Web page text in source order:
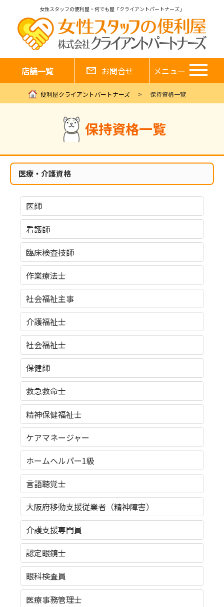
女性スタッフの便利屋・何でも屋「クライアントパートナーズ」
店舗一覧 お問合せ メニュー
便利屋クライアントパートナーズ 保持資格一覧
保持資格一覧
医療・介護資格
医師
看護師
臨床検査技師
作業療法士
社会福祉主事
介護福祉士
社会福祉士
保健師
救急救命士
精神保健福祉士
ケアマネージャー
ホームヘルパー1級
言語聴覚士
大阪府移動支援従業者（精神障害）
介護支援専門員
認定眼鏡士
眼科検査員
医療事務管理士